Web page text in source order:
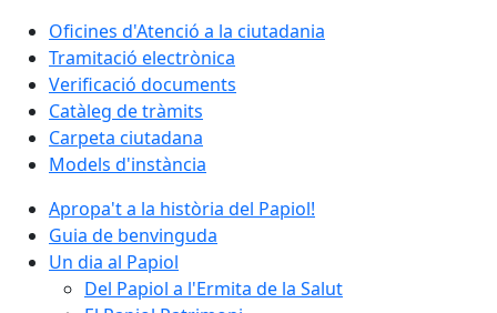
Oficines d'Atenció a la ciutadania
Tramitació electrònica
Verificació documents
Catàleg de tràmits
Carpeta ciutadana
Models d'instància
Apropa't a la història del Papiol!
Guia de benvinguda
Un dia al Papiol
Del Papiol a l'Ermita de la Salut